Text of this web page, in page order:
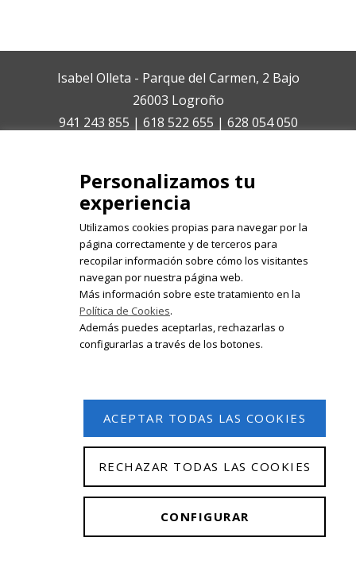
Isabel Olleta - Parque del Carmen, 2 Bajo
26003 Logroño
941 243 855 | 618 522 655 | 628 054 050
Registrate en nuestro boletín de
noticias
© 2026 Isabel Olleta. Todos los derechos reservados.
Personalizamos tu
experiencia
Utilizamos cookies propias para navegar por la
página correctamente y de terceros para
recopilar información sobre cómo los visitantes
navegan por nuestra página web.
Más información sobre este tratamiento en la
Política de Cookies.
Además puedes aceptarlas, rechazarlas o
configurarlas a través de los botones.
ACEPTAR TODAS LAS COOKIES
RECHAZAR TODAS LAS COOKIES
CONFIGURAR